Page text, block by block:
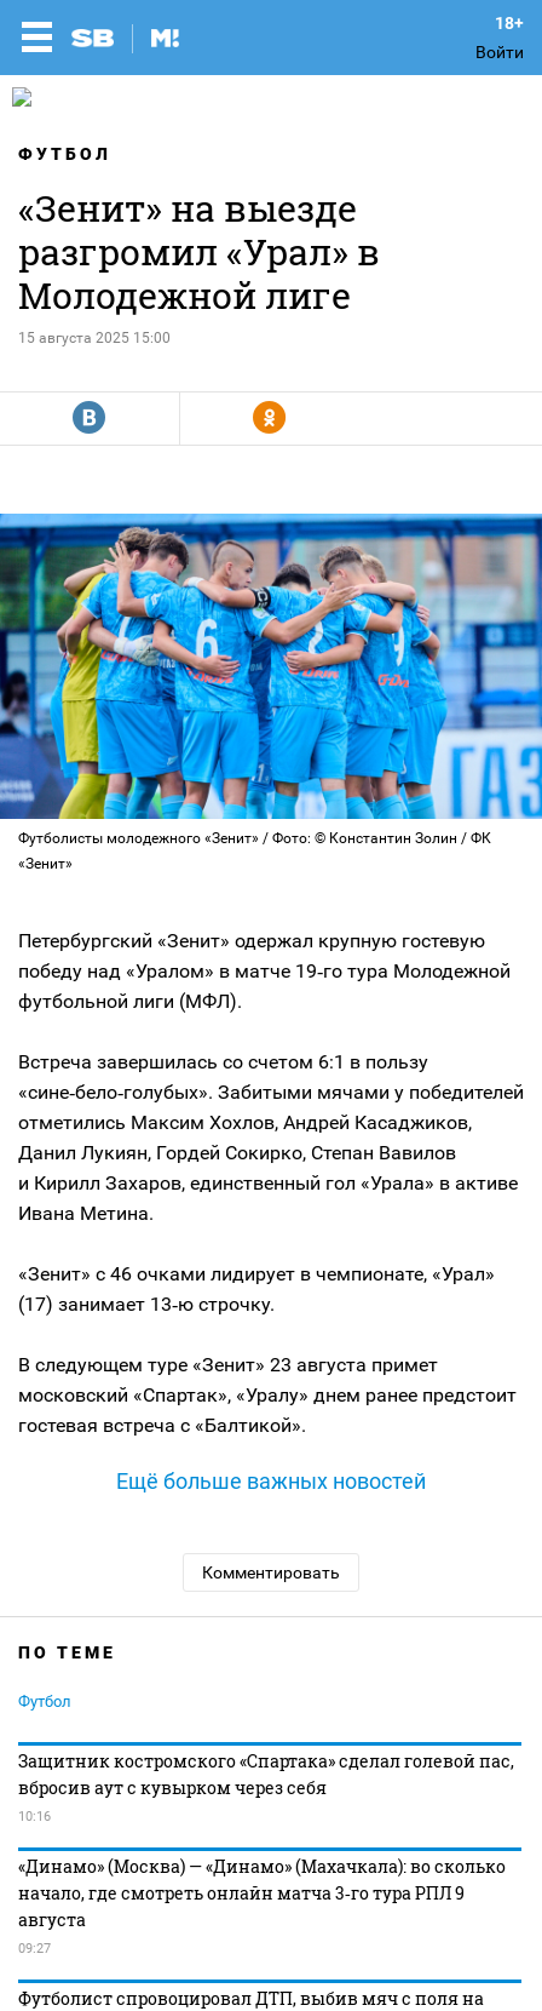
Войти
ФУТБОЛ
«Зенит» на выезде
разгромил «Урал» в
Молодежной лиге
15 августа 2025 15:00
R Y
Футболисты молодежного «Зенит» / Фото: © Константин Золин / ФК
«Зенит»
Петербургский «Зенит» одержал крупную гостевую
победу над «Уралом» в матче 19‑го тура Молодежной
футбольной лиги (МФЛ).
Встреча завершилась со счетом 6:1 в пользу
«сине‑бело‑голубых». Забитыми мячами у победителей
отметились Максим Хохлов, Андрей Касаджиков,
Данил Лукиян, Гордей Сокирко, Степан Вавилов
и Кирилл Захаров, единственный гол «Урала» в активе
Ивана Метина.
«Зенит» с 46 очками лидирует в чемпионате, «Урал»
(17) занимает 13‑ю строчку.
В следующем туре «Зенит» 23 августа примет
московский «Спартак», «Уралу» днем ранее предстоит
гостевая встреча с «Балтикой».
Ещё больше важных новостей
Комментировать
ПО ТЕМЕ
Футбол
Защитник костромского «Спартака» сделал голевой пас,
вбросив аут с кувырком через себя
10:16
«Динамо» (Москва) — «Динамо» (Махачкала): во сколько
начало, где смотреть онлайн матча 3‑го тура РПЛ 9
августа
09:27
Футболист спровоцировал ДТП, выбив мяч с поля на